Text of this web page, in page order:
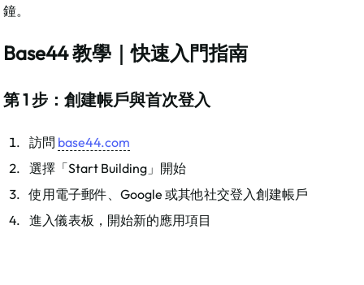
鐘。​
Base44 教學｜快速入門指南
第 1 步：創建帳戶與首次登入
訪問 base44.com
選擇「Start Building」開始
使用電子郵件、Google 或其他社交登入創建帳戶
進入儀表板，開始新的應用項目​